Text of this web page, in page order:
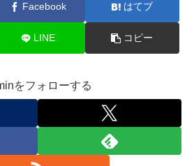
Facebook はてブ
LINE コピー
をフォローする